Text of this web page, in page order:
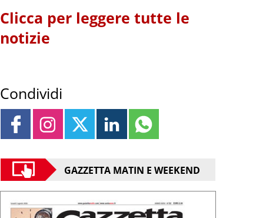
Clicca per leggere tutte le
notizie
Condividi
GAZZETTA MATIN E WEEKEND